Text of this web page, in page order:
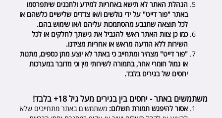
הנהלת האתר לא תישא באחריות למידע ולתכנים שיתפרסמו
באתר "פור דייט" על ידי גולשים ו/או צדדים שלישיים כלשהם או
לכל תוצאה שתנבע מהסתמכות עליהם ו/או שימוש בהם.
כמו כן צוות האתר ראשי להגביל את גישתך לחלקים או לכל
השירות ללא הודעה מראש או אחריות מצידנו.
"פור דייט" מצהיר ומתחייב כי באתר לא יוצע מתן כספים, מתנות
או גמול חומרי אחר, בתמורה לשירותי מין וכי מדובר במערכות
יחסים של בגירים בלבד.
משתמשים באתר - יחסים בין בגירים מעל גיל 18+ בלבד!
אסור להיפגש תמורת תשלום: משתמשים באתר מתחייבים שלא